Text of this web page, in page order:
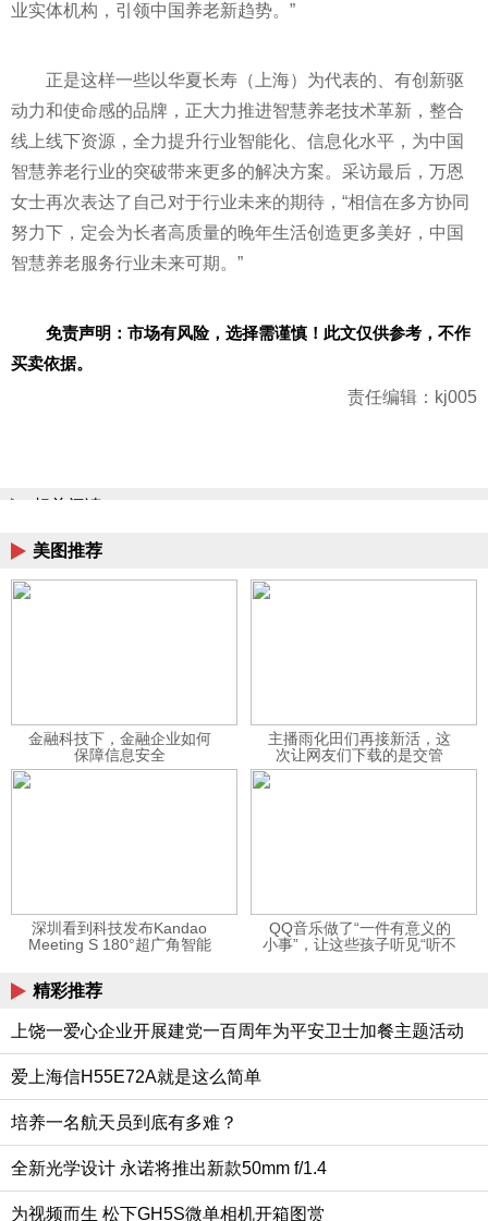
业实体机构，引领中国养老新趋势。”
正是这样一些以华夏长寿（上海）为代表的、有创新驱
动力和使命感的品牌，正大力推进智慧养老技术革新，整合
线上线下资源，全力提升行业智能化、信息化水平 ，为中国
智慧养老行业的突破带来更多的解决方案。采访最后，万恩
女士再次表达了自己对于行业未来的期待，“相信在多方协同
努力下，定会为长者高质量的晚年生活创造更多美好，中国
智慧养老服务行业未来可期。”
免责声明：市场有风险，选择需谨慎！此文仅供参考，不作
买卖依据。
责任编辑：kj005
相关阅读
美图推荐
金融科技下，金融企业如何
保障信息安全
主播雨化田们再接新活，这
次让网友们下载的是交管
12123APP
深圳看到科技发布Kandao
Meeting S 180°超广角智能
QQ音乐做了“一件有意义的
小事”，让这些孩子听见“听不
精彩推荐
上饶一爱心企业开展建党一百周年为平安卫士加餐主题活动
爱上海信H55E72A就是这么简单
培养一名航天员到底有多难？
全新光学设计 永诺将推出新款50mm f/1.4
为视频而生 松下GH5S微单相机开箱图赏